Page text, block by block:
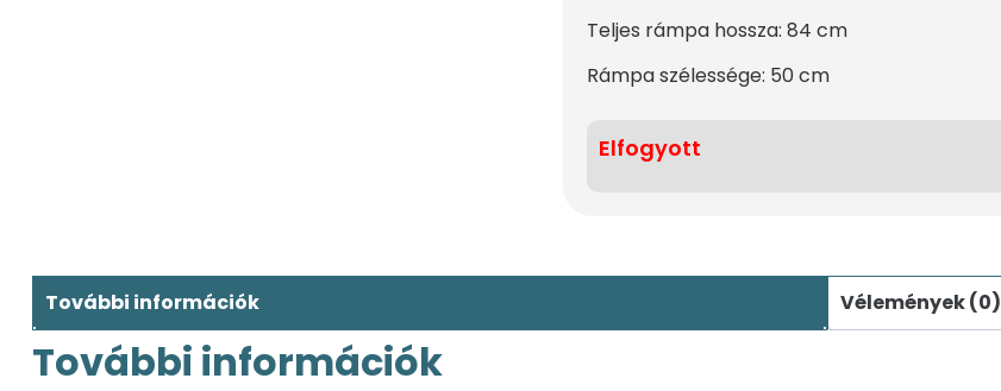
Teljes rámpa hossza: 84 cm
Rámpa szélessége: 50 cm
Elfogyott
További információk Vélemények (0)
További információk